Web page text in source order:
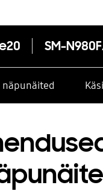
SM-
näpunäited